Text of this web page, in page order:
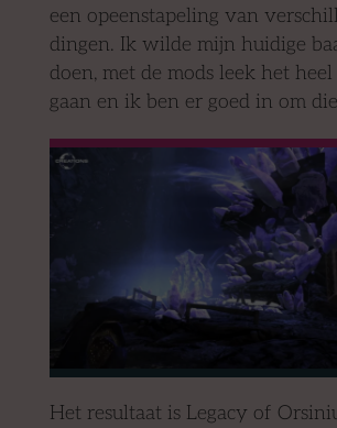
een opeenstapeling van
dingen. Ik wilde mijn huidige
doen, met de mods leek het heel
gaan en ik ben er goed in om
Het resultaat is Legacy of